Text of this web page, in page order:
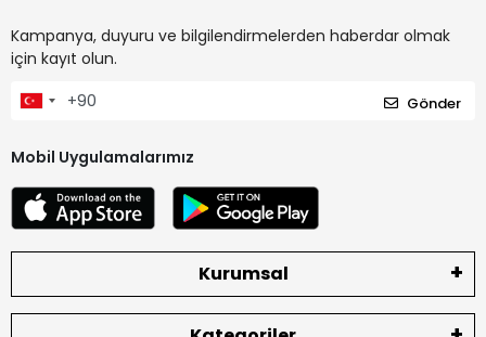
Kampanya, duyuru ve bilgilendirmelerden haberdar olmak
için kayıt olun.
Gönder
Mobil Uygulamalarımız
Kurumsal